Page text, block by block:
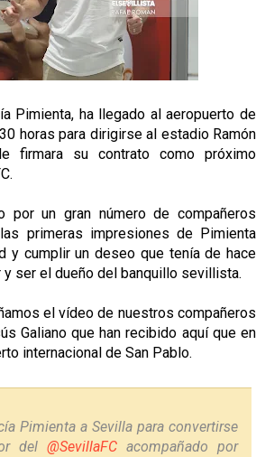
a Alberto Flores" por Rafa
traspaso de Sow
pasada se vio
tirar para delante y
mientras Rodri agita el
Pimienta, ha llegado al aeropuerto de
horas para dirigirse al estadio Ramón
firmara su contrato como próximo
por un gran número de compañeros
primeras impresiones de Pimienta
y cumplir un deseo que tenía de hace
ser el dueño del banquillo sevillista.
el vídeo de nuestros compañeros
Galiano que han recibido aquí que en
internacional de San Pablo.
Pimienta a Sevilla para convertirse
del @SevillaFC acompañado por